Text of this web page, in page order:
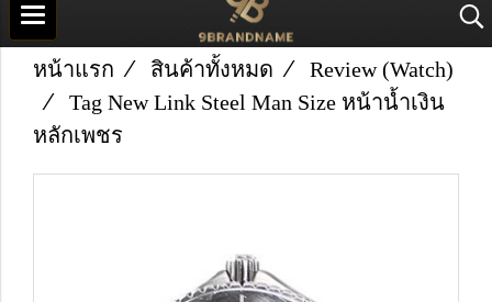
หน้าแรก สินค้าทั้งหมด
Review (Watch)
Tag New Link Steel Man Size หน้าน้ำเงิน
หลักเพชร